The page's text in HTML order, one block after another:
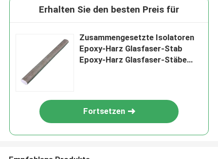
Erhalten Sie den besten Preis für
Zusammengesetzte Isolatoren
Epoxy-Harz Glasfaser-Stab
Epoxy-Harz Glasfaser-Stäbe
Fortsetzen